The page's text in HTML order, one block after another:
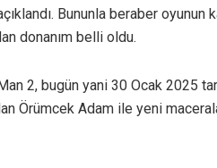
Bununla beraber oyunun
donanım belli oldu.
2, bugün yani 30 Ocak 2025
Örümcek Adam ile yeni